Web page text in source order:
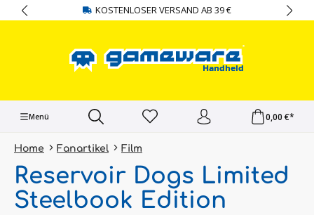
springen KOSTENLOSER VERSAND AB 39 €
Menü 0,00 €*
Home Fanartikel Film
Reservoir Dogs Limited
Steelbook Edition